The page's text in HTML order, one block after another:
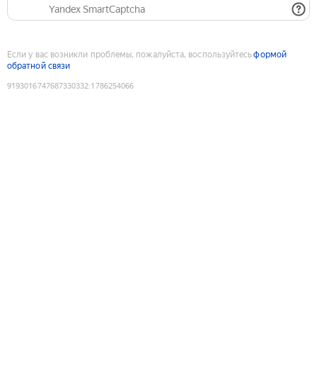
Yandex SmartCaptcha
Если у вас возникли проблемы, пожалуйста, воспользуйтесьформой
обратной связи
9193016747687330332:1786254066